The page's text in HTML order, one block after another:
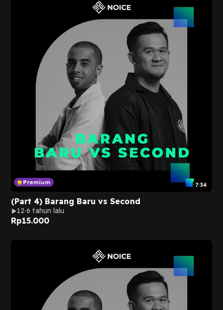
7:34
(Part 4) Barang Baru vs Second
12 6 tahun lalu
Rp15.000